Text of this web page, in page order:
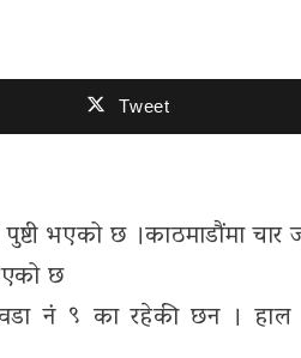
Tweet
भएको छ ।काठमाडौंमा चार
छ
वडा नं ९ का रहेकी छन ।